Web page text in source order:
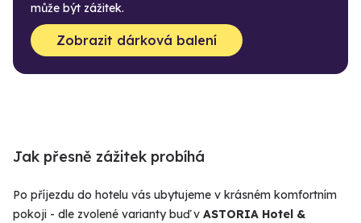
může být zážitek.
Zobrazit dárková balení
Jak přesně zážitek probíhá
Po příjezdu do hotelu vás ubytujeme v krásném komfortním
pokoji - dle zvolené varianty buď v ASTORIA Hotel &